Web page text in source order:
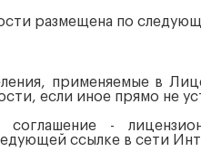
размещена по
применяемые в
если иное прямо не
соглашение -
ссылке в сети